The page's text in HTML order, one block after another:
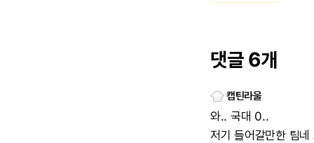
댓글 6개
캡틴라울
와.. 국대 0..
저기들어갈만한 팀네